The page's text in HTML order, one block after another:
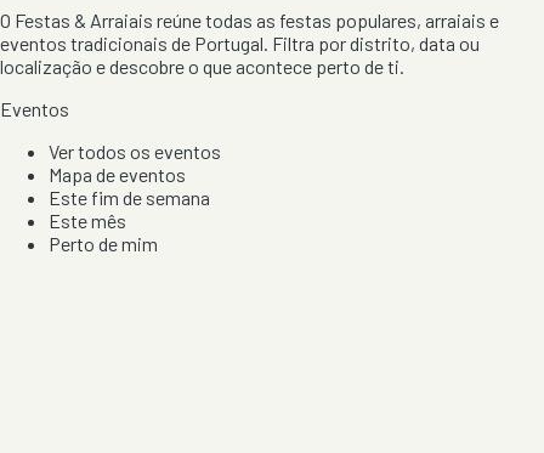
O Festas & Arraiais reúne todas as festas populares, arraiais e
eventos tradicionais de Portugal. Filtra por distrito, data ou
localização e descobre o que acontece perto de ti.
Eventos
Ver todos os eventos
Mapa de eventos
Este fim de semana
Este mês
Perto de mim